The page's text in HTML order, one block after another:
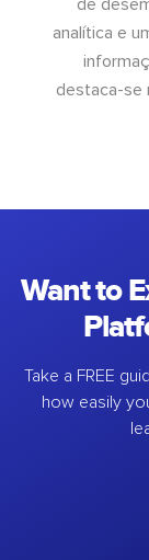
de
analítica e
destaca-se
Want to
Take a FREE
how easily